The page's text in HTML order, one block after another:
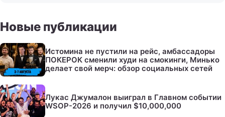
Новые публикации
Истомина не пустили на рейс, амбассадоры
ПОКЕРОК сменили худи на смокинги, Минько
делает свой мерч: обзор социальных сетей
Лукас Джумалон выиграл в Главном событии
WSOP-2026 и получил $10,000,000